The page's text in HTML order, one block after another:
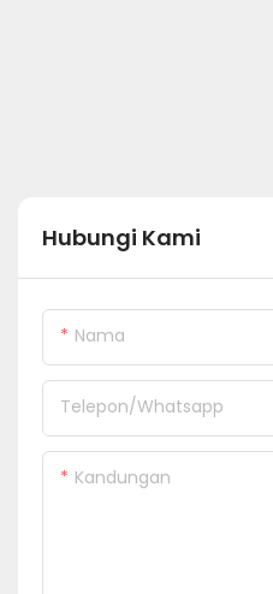
Hubungi Kami
Nama
Telepon/whatsapp
Kandungan